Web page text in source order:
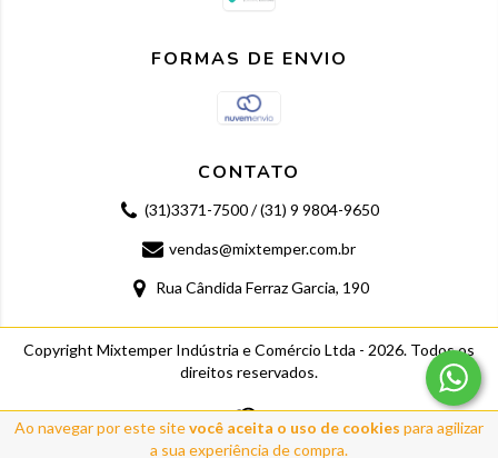
Ao navegar por este sitevocê aceita o uso de cookies para agilizar
a sua experiência de compra.
FORMAS DE ENVIO
CONTATO
(31)3371-7500 / (31) 9 9804-9650
vendas@mixtemper.com.br
Rua Cândida Ferraz Garcia, 190
Copyright Mixtemper Indústria e Comércio Ltda - 2026. Todos os
direitos reservados.